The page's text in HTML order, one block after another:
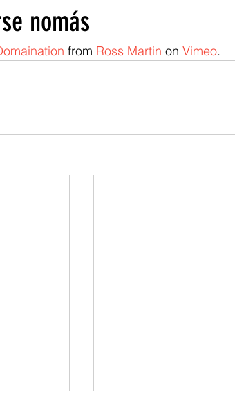
Viajes tendencias Wow
nomás
from Ross Martin on Vimeo.